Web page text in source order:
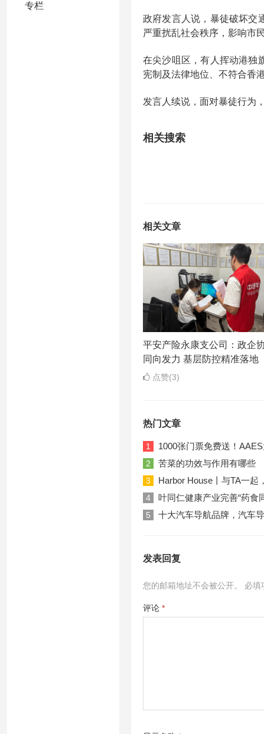
专栏
政府发言人说，暴徒破坏交
严重扰乱社会秩序，影响市
在尖沙咀区，有人挥动港独
宪制及法律地位、不符合香
发言人续说，面对暴徒行为
相关搜索
相关文章
平安产险永康支公司：政企
同向发力 基层防控精准落地
点赞(3)
热门文章
1 1000张门票免费送！
2 苦菜的功效与作用有哪些
3 Harbor House丨与TA一起
4 叶同仁健康产业完善“药食
5 十大汽车导航品牌，汽车
发表回复
您的邮箱地址不会被公开。 必填
评论 *